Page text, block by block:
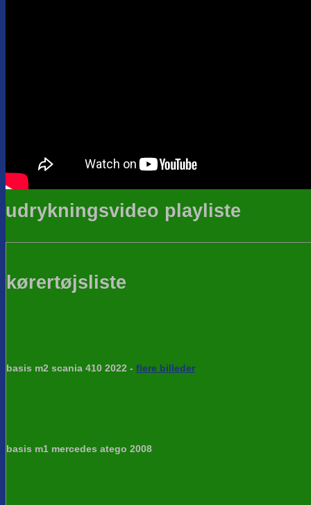
udrykningsvideo playliste
kørertøjsliste
basis m2 scania 410 2022 - flere billeder
basis m1 mercedes atego 2008